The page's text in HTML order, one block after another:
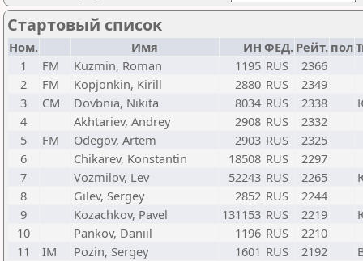
Стартовый список
Ном. Имя ИН ФЕД. Рейт. пол
1
FM Kuzmin, Roman 1195 RUS
2366
2
FM Kopjonkin, Kirill 2880 RUS
2349
3
CM Dovbnia, Nikita 8034 RUS 2338
4
Akhtariev, Andrey 2908 RUS
2332
5
FM Odegov, Artem 2903 RUS
2325
6
Chikarev, Konstantin 18508 RUS
2297
7
Vozmilov, Lev 52243 RUS 2265
8
Gilev, Sergey 2852 RUS
2244
9
Kozachkov, Pavel 131153 RUS 2219
10
Pankov, Daniil 1196 RUS
2210
11
IM Pozin, Sergey 1601 RUS 2192